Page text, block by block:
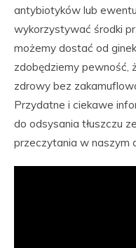
antybiotyków lub
wykorzystywać środki
możemy dostać od
zdobędziemy pewność,
zdrowy bez
Przydatne i ciekawe
do odsysania tłuszczu
przeczytania w naszym